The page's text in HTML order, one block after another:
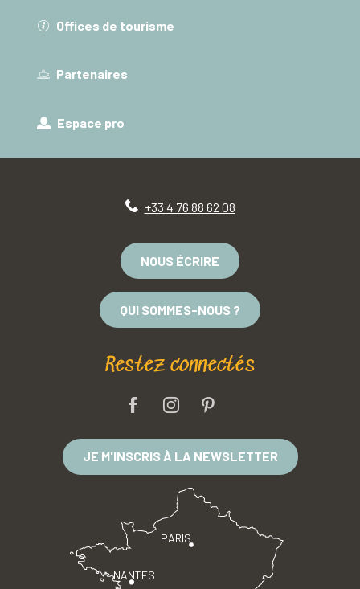
Offices de tourisme
Partenaires
Espace pro
+33 4 76 88 62 08
NOUS ÉCRIRE
QUI SOMMES-NOUS ?
Restez connectés
JE M'INSCRIS À LA NEWSLETTER
PARIS
NANTES